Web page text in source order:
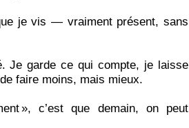
je vis — vraiment présent, sans
Je garde ce qui compte, je laisse
faire moins, mais mieux.
», c’est que demain, on peut